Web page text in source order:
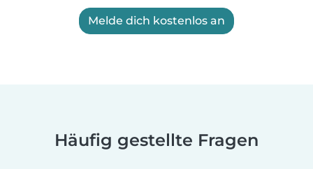
Melde dich kostenlos an
Häufig gestellte Fragen